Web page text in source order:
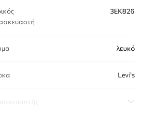
3EK826
λευκό
Levi's